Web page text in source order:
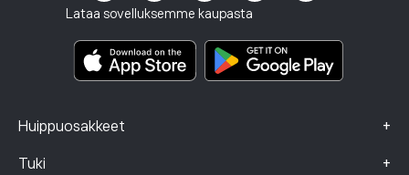
Lataa sovelluksemme kaupasta
Huippuosakkeet +
Tuki +
Keskeistä tietoa sisältävät asiakirjat
Valitustiedot (FCA-asiakkaat)
Sijoitusvakuutus